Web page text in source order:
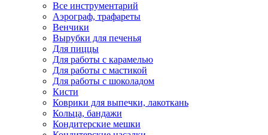
Все инструментарий
Аэрограф, трафареты
Венчики
Вырубки для печенья
Для пиццы
Для работы с карамелью
Для работы с мастикой
Для работы с шоколадом
Кисти
Коврики для выпечки, лакоткань
Кольца, бандажи
Кондитерские мешки